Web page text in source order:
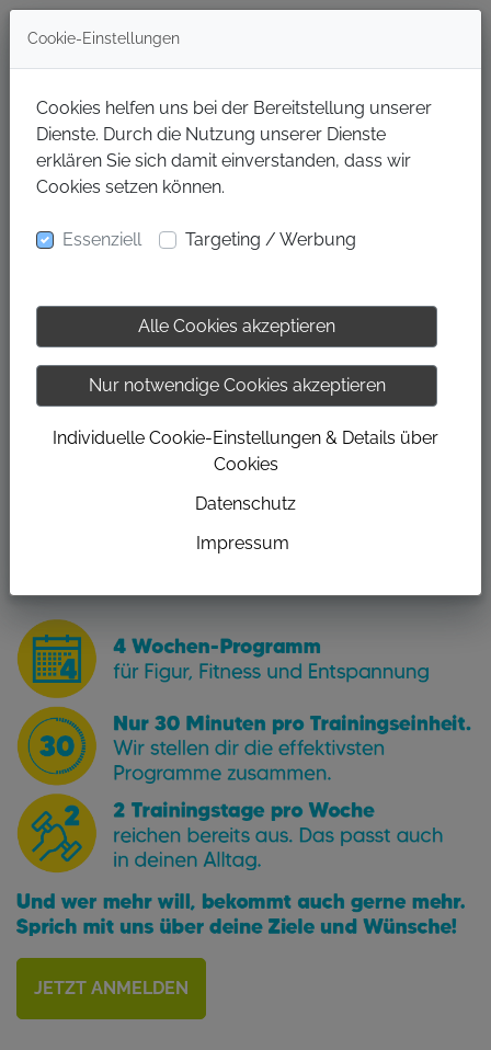
MIT DER4-30-2-METHODEERREICHST DU
SCHON MIT GERINGEM AUFWAND DEINE
FITNESSZIELE! EGAL, OB DU ABNEHMEN,
DIE FIGUR IN FORM BRINGEN, DEINE
FITNESS VERBESSERN ODER EINFACH
ZEIT FÜR DICH HABEN WILLST.
JETZT ANMELDEN
Cookie-Einstellungen
Cookies helfen uns bei der Bereitstellung unserer
Dienste. Durch die Nutzung unserer Dienste
erklären Sie sich damit einverstanden, dass wir
Cookies setzen können.
Essenziell Targeting / Werbung
Alle Cookies akzeptieren
Nur notwendige Cookies akzeptieren
Individuelle Cookie-Einstellungen & Details über
Cookies
Datenschutz
Impressum